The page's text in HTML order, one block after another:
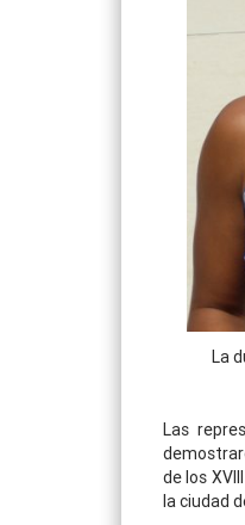
La
Las
de los
la ciudad